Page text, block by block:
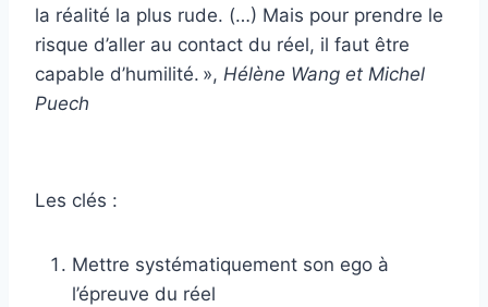
la réalité la plus rude. (…) Mais pour prendre le
risque d’aller au contact du réel, il faut être
capable d’humilité. », Hélène Wang et Michel
Puech
Les clés :
Mettre systématiquement son ego à
l’épreuve du réel